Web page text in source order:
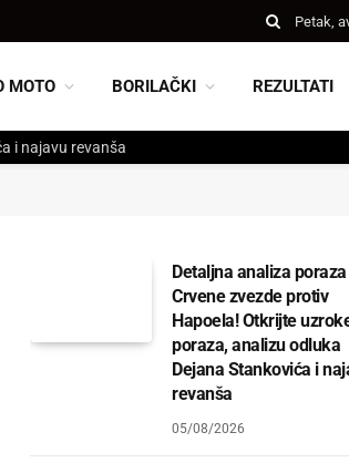
Petak,
MOTO BORILAČKI REZULTATI
i najavu revanša
Detaljna analiza poraza
Crvene zvezde protiv
Hapoela! Otkrijte
poraza, analizu odluka
Dejana Stankovića i
revanša
05/08/2026